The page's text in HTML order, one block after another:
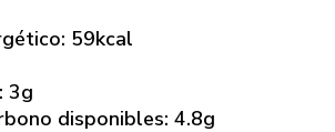
59kcal
3g
disponibles: 4.8g